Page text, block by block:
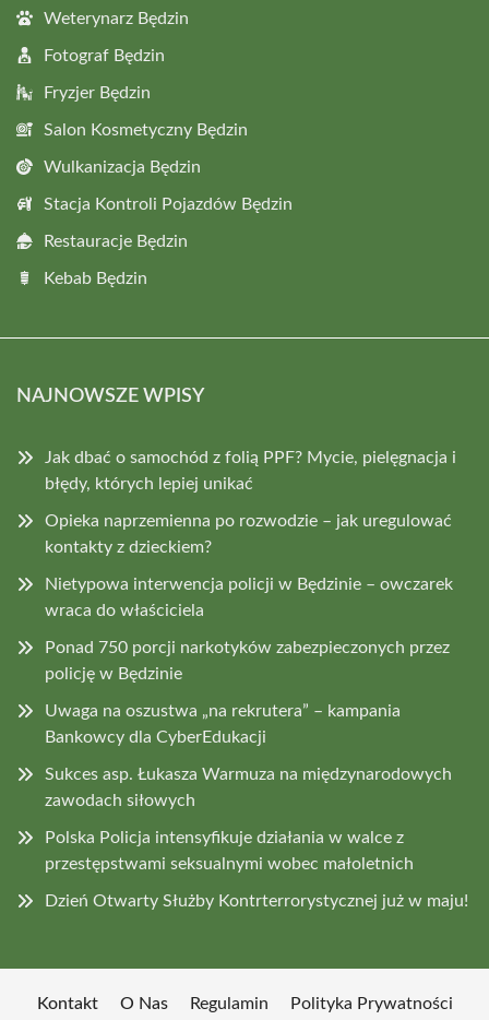
Weterynarz Będzin
Fotograf Będzin
Fryzjer Będzin
Salon Kosmetyczny Będzin
Wulkanizacja Będzin
Stacja Kontroli Pojazdów Będzin
Restauracje Będzin
Kebab Będzin
NAJNOWSZE WPISY
Jak dbać o samochód z folią PPF? Mycie, pielęgnacja i
błędy, których lepiej unikać
Opieka naprzemienna po rozwodzie – jak uregulować
kontakty z dzieckiem?
Nietypowa interwencja policji w Będzinie – owczarek
wraca do właściciela
Ponad 750 porcji narkotyków zabezpieczonych przez
policję w Będzinie
Uwaga na oszustwa „na rekrutera” – kampania
Bankowcy dla CyberEdukacji
Sukces asp. Łukasza Warmuza na międzynarodowych
zawodach siłowych
Polska Policja intensyfikuje działania w walce z
przestępstwami seksualnymi wobec małoletnich
Dzień Otwarty Służby Kontrterrorystycznej już w maju!
Kontakt O Nas Regulamin Polityka Prywatności